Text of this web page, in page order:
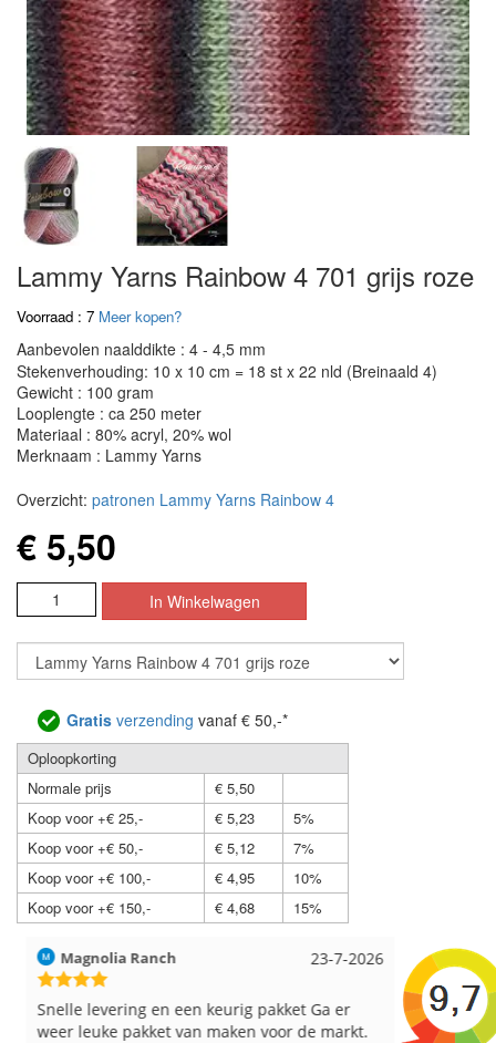
Lammy Yarns Rainbow 4 701 grijs roze
Voorraad : 7 Meer kopen?
Aanbevolen naalddikte : 4 - 4,5 mm
Stekenverhouding: 10 x 10 cm = 18 st x 22 nld (Breinaald 4)
Gewicht : 100 gram
Looplengte : ca 250 meter
Materiaal : 80% acryl, 20% wol
Merknaam : Lammy Yarns
Overzicht: patronen Lammy Yarns Rainbow 4
€ 5,50
Gratis verzending vanaf € 50,-*
Oploopkorting
Normale prijs
€ 5,50
Koop voor +€ 25,-
€ 5,23
5%
Koop voor +€ 50,-
€ 5,12
7%
Koop voor +€ 100,-
€ 4,95
10%
Koop voor +€ 150,-
€ 4,68 15%
23-7-2026
Magnolia Ranch
Snelle levering en een keurig pakket Ga er
weer leuke pakket van maken voor de markt.
Hilde uit
Reeds